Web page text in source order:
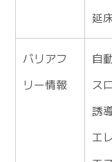
延
バリアフ
リー情報
自
ス
誘
エ